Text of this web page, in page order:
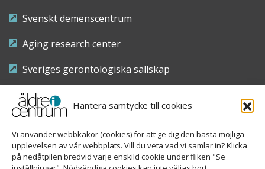
Hantera samtycke till cookies
Vi använder webbkakor (cookies) för att ge dig den bästa möjliga
upplevelsen av vår webbplats. Vill du veta vad vi samlar in? Klicka
på nedåtpilen bredvid varje enskild cookie under fliken "Se
Svenskt demenscentrum
Aging research center
Sveriges gerontologiska sällskap
Riksföreningen för sjuksköterskor inom äldre- och
demensvård
Nationellt kompetenscentrum anhöriga